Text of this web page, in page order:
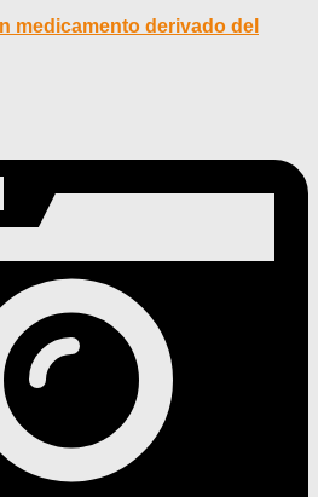
medicamento derivado del